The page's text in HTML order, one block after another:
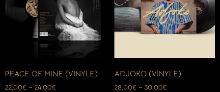
PEACE OF MINE (VINYLE)
22,00€ – 24,00€
ADJOKO (VINYLE)
28,00€– 30,00€